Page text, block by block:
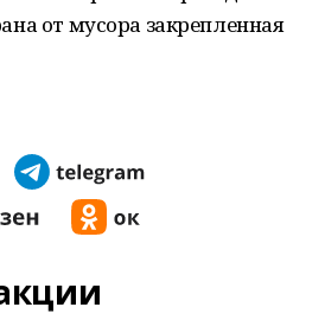
от мусора закрепленная